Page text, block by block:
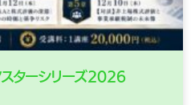
スターシリーズ2026